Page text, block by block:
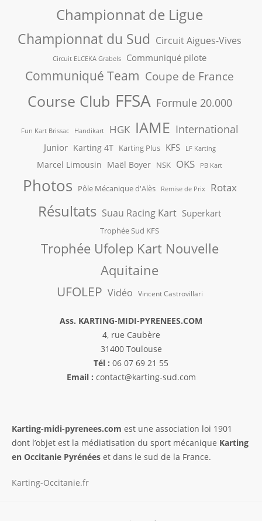
Championnat de Ligue
Championnat du Sud Circuit Aigues-Vives
Circuit ELCEKA Grabels Communiqué pilote
Communiqué Team Coupe de France
Course Club FFSA Formule 20.000
Fun Kart Brissac Handikart HGK IAME International
Junior Karting 4T Karting Plus KFS LF Karting
Marcel Limousin Maël Boyer NSK OKS PB Kart
Photos Pôle Mécanique d'Alès Remise de Prix Rotax
Résultats Suau Racing Kart Superkart
Trophée Sud KFS
Trophée Ufolep Kart Nouvelle
Aquitaine
UFOLEP Vidéo Vincent Castrovillari
Ass. KARTING-MIDI-PYRENEES.COM
4, rue Caubère
31400 Toulouse
Tél : 06 07 69 21 55
Email : contact@karting-sud.com
Karting-midi-pyrenees.com est une association loi 1901
dont l’objet est la médiatisation du sport mécanique Karting
en Occitanie Pyrénées et dans le sud de la France.
Karting-Occitanie.fr